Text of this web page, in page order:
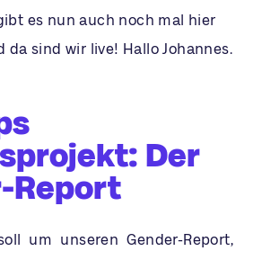
es nun auch noch mal hier
da sind wir live! Hallo Johannes.
Der
Report
um unseren Gender-Report,